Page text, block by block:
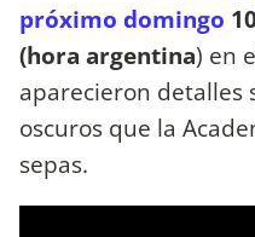
próximo domingo
(hora argentina) en
aparecieron detalles
oscuros que la
sepas.